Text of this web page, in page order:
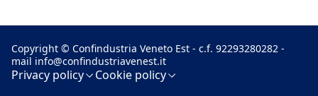
Copyright © Confindustria Veneto Est - c.f. 92293280282 -
mail info@confindustriavenest.it
Privacy policy Cookie policy